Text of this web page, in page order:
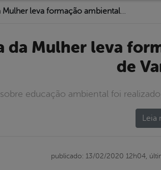
de
educação ambiental foi
Leia
publicado: 13/02/2020 12h04,